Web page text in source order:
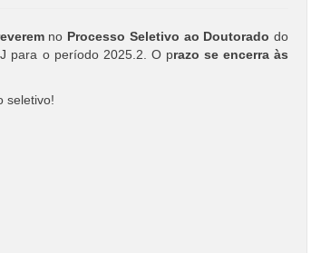
no Processo Seletivo ao Doutorado do
para o período 2025.2. O prazo se encerra às
seletivo!